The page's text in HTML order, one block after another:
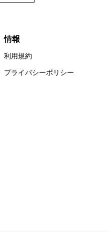
情報
利用規約
プライバシーポリシー